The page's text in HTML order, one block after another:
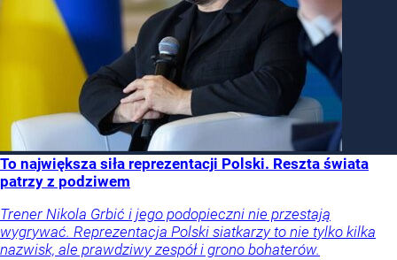
To największa siła reprezentacji Polski. Reszta świata
patrzy z podziwem
Trener Nikola Grbić i jego podopieczni nie przestają
wygrywać. Reprezentacja Polski siatkarzy to nie tylko kilka
nazwisk, ale prawdziwy zespół i grono bohaterów.